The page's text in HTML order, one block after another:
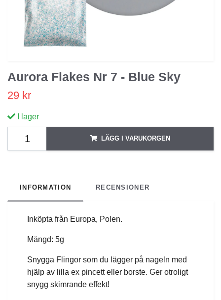
Aurora Flakes Nr 7 - Blue Sky
29 kr
I lager
LÄGG I VARUKORGEN
INFORMATION RECENSIONER
Inköpta från Europa, Polen.
Mängd: 5g
Snygga Flingor som du lägger på nageln med
hjälp av lilla ex pincett eller borste. Ger otroligt
snygg skimrande effekt!